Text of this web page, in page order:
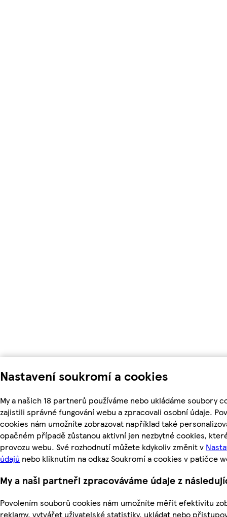
Nastavení soukromí a cookies
My a našich 18 partnerů používáme nebo ukládáme soubory
zajistili správné fungování webu a zpracovali osobní údaje.
cookies nám umožníte zobrazovat například také
opačném případě zůstanou aktivní jen nezbytné cookies,
provozu webu. Své rozhodnutí můžete kdykoliv změnit v
údajů nebo kliknutím na odkaz Soukromí a cookies v patičce
My a naši partneři zpracováváme údaje z
Povolením souborů cookies nám umožníte měřit efektivitu
reklamy, vytvářet uživatelské statistiky, ukládat nebo